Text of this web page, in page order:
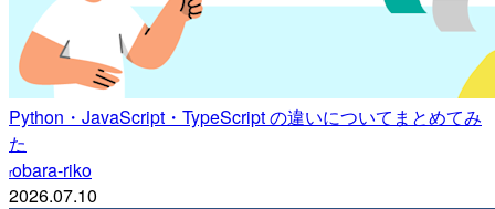
Python・JavaScript・TypeScript の違いについてまとめてみ
た
robara-riko
2026.07.10